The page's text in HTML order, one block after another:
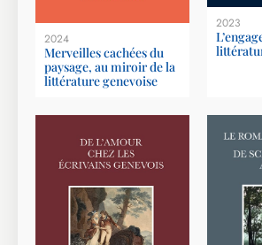
2024
Merveilles cachées du
paysage, au miroir de la
littérature genevoise
2023